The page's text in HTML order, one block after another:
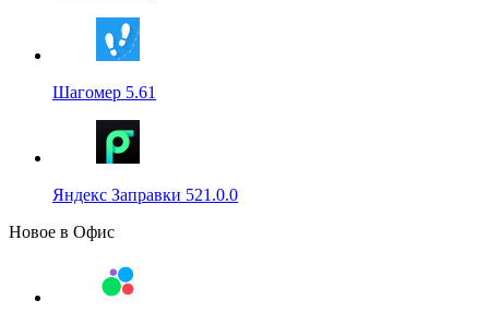
Шагомер 5.61
Яндекс Заправки 521.0.0
Новое в Офис